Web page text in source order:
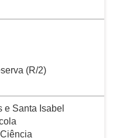
(R/2)
e Santa Isabel